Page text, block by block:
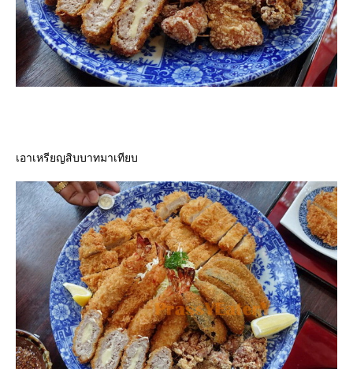
เอาเหรียญสิบบาทมาเทียบ